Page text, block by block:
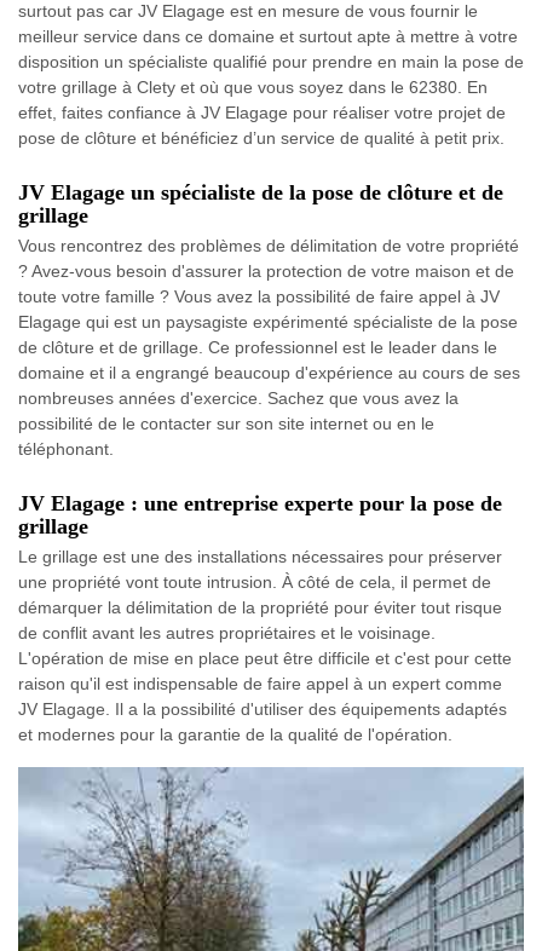
surtout pas car JV Elagage est en mesure de vous fournir le
meilleur service dans ce domaine et surtout apte à mettre à votre
disposition un spécialiste qualifié pour prendre en main la pose de
votre grillage à Clety et où que vous soyez dans le 62380. En
effet, faites confiance à JV Elagage pour réaliser votre projet de
pose de clôture et bénéficiez d’un service de qualité à petit prix.
JV Elagage un spécialiste de la pose de clôture et de
grillage
Vous rencontrez des problèmes de délimitation de votre propriété
? Avez-vous besoin d'assurer la protection de votre maison et de
toute votre famille ? Vous avez la possibilité de faire appel à JV
Elagage qui est un paysagiste expérimenté spécialiste de la pose
de clôture et de grillage. Ce professionnel est le leader dans le
domaine et il a engrangé beaucoup d'expérience au cours de ses
nombreuses années d'exercice. Sachez que vous avez la
possibilité de le contacter sur son site internet ou en le
téléphonant.
JV Elagage : une entreprise experte pour la pose de
grillage
Le grillage est une des installations nécessaires pour préserver
une propriété vont toute intrusion. À côté de cela, il permet de
démarquer la délimitation de la propriété pour éviter tout risque
de conflit avant les autres propriétaires et le voisinage.
L'opération de mise en place peut être difficile et c'est pour cette
raison qu'il est indispensable de faire appel à un expert comme
JV Elagage. Il a la possibilité d'utiliser des équipements adaptés
et modernes pour la garantie de la qualité de l'opération.